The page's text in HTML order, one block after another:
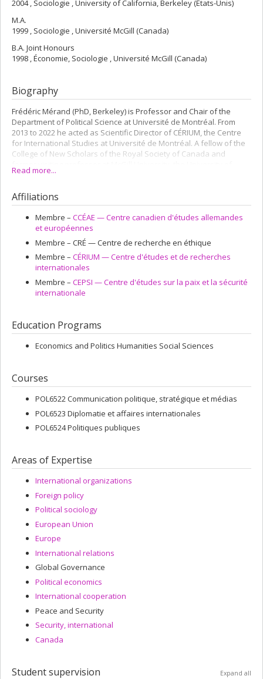
2004 , Sociologie , University of California, Berkeley (États-Unis)
M.A.
1999 , Sociologie , Université McGill (Canada)
B.A. Joint Honours
1998 , Économie, Sociologie , Université McGill (Canada)
Biography
Frédéric Mérand (PhD, Berkeley) is Professor and Chair of the
Department of Political Science at Université de Montréal. From
2013 to 2022 he acted as Scientific Director of CÉRIUM, the Centre
for International Studies at Université de Montréal. A fellow of the
College of New Scholars of the Royal Society of Canada and
Toronto, LUISS, and Sciences Po Paris, he specializes in the
political economy. His work has been published in the
Common Market Studies, the Journal of European Public Policy,
International Studies Quarterly, Security Studies, Comparative European
Politics, Cooperation and Conflict
Science. He has recently published
Coping with Geopolitical Decline
(McGill-Queen’s University Press, 2020) andThe Political
Commissioner: A European Ethnography(Oxford University Press,
Read more...
Affiliations
Membre – CCÉAE — Centre canadien d'études allemandes
et européennes
Membre – CRÉ — Centre de recherche en éthique
Membre – CÉRIUM — Centre d'études et de recherches
internationales
Membre – CEPSI — Centre d'études sur la paix et la sécurité
internationale
Education Programs
Economics and Politics Humanities Social Sciences
Courses
POL6522 Communication politique, stratégique et médias
POL6523 Diplomatie et affaires internationales
POL6524 Politiques publiques
Areas of Expertise
International organizations
Foreign policy
Political sociology
European Union
Europe
International relations
Global Governance
Political economics
International cooperation
Peace and Security
Security, international
Canada
Student supervision Expand all